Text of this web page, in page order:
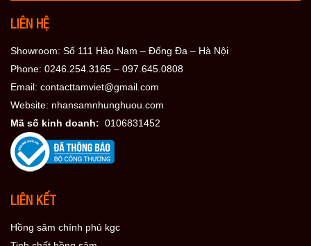
LIÊN HỆ
Showroom: Số 111 Hào Nam – Đống Đa – Hà Nội
Phone: 0246.254.3165 – 097.645.0808
Email: contacttamviet@gmail.com
Website: nhansamnhunghuou.com
Mã số kinh doanh: 0106831452
LIÊN KẾT
Hồng sâm chính phủ kgc